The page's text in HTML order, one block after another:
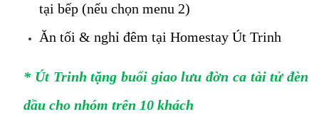
tại bếp (nếu chọn menu 2)
Ăn tối & nghỉ đêm tại Homestay Út Trinh
* Út Trinh tặng buổi giao lưu đờn ca tài tử đèn
dầu cho nhóm trên 10 khách